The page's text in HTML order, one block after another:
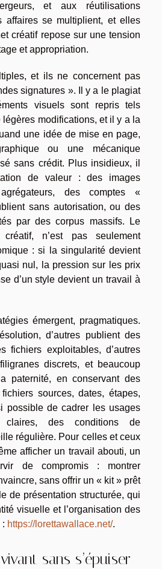
et aux réutilisations
affaires se multiplient, et elles
créatif repose sur une tension
et appropriation.
et ils ne concernent pas
signatures ». Il y a le plagiat
visuels sont repris tels
modifications, et il y a la
une idée de mise en page,
ou une mécanique
sans crédit. Plus insidieux, il
de valeur : des images
des comptes «
sans autorisation, ou des
par des corpus massifs. Le
n’est pas seulement
: si la singularité devient
nul, la pression sur les prix
d’un style devient un travail à
émergent, pragmatiques.
d’autres publient des
fichiers exploitables, d’autres
discrets, et beaucoup
paternité, en conservant des
sources, dates, étapes,
possible de cadrer les usages
des conditions de
régulière. Pour celles et ceux
afficher un travail abouti, un
de compromis : montrer
sans offrir un « kit » prêt
de présentation structurée, qui
visuelle et l’organisation des
: https://lorettawallace.net/.
sans s’épuiser